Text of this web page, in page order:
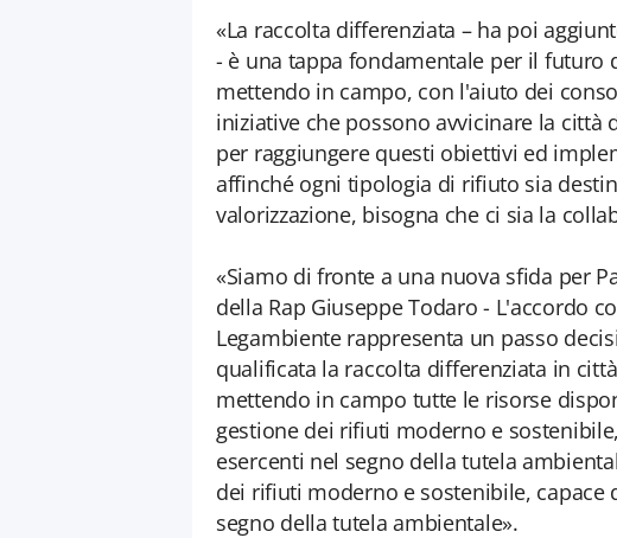
«La raccolta differenziata – ha poi
- è una tappa fondamentale per il futuro
mettendo in campo, con l'aiuto dei
iniziative che possono avvicinare la
per raggiungere questi obiettivi ed
affinché ogni tipologia di rifiuto sia
valorizzazione, bisogna che ci sia la
«Siamo di fronte a una nuova sfida per
della Rap Giuseppe Todaro - L'accordo
Legambiente rappresenta un passo
qualificata la raccolta differenziata in
mettendo in campo tutte le risorse
gestione dei rifiuti moderno e
esercenti nel segno della tutela
dei rifiuti moderno e sostenibile, capace
segno della tutela ambientale».